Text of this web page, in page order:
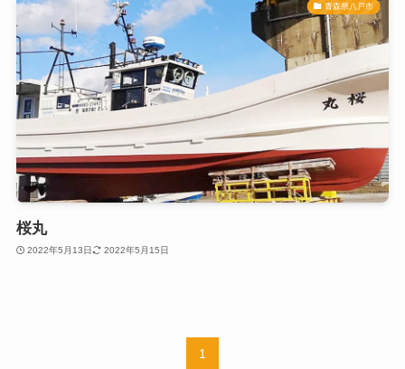
青森県八戸市
桜丸
2022年5月13日 2022年5月15日
1